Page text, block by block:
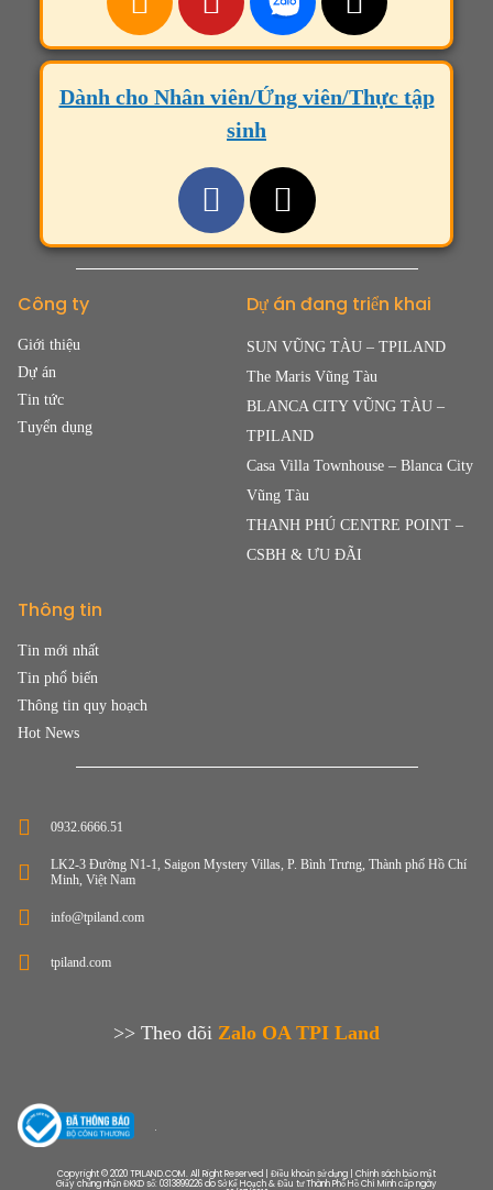
Dành cho Nhân viên/Ứng viên/Thực tập
sinh
Công ty
Giới thiệu
Dự án
Tin tức
Tuyển dụng
Dự án đang triển khai
SUN VŨNG TÀU – TPILAND
The Maris Vũng Tàu
BLANCA CITY VŨNG TÀU –
TPILAND
Casa Villa Townhouse – Blanca City
Vũng Tàu
THANH PHÚ CENTRE POINT –
CSBH & ƯU ĐÃI
Thông tin
Tin mới nhất
Tin phổ biến
Thông tin quy hoạch
Hot News
0932.6666.51
LK2-3 Đường N1-1, Saigon Mystery Villas, P. Bình Trưng, Thành phố Hồ Chí
Minh, Việt Nam
info@tpiland.com
tpiland.com
>> Theo dõi Zalo OA TPI Land
Copyright © 2020 TPILAND.COM. All Right Reserved | Điều khoản sử dụng | Chính sách bảo mật
Giấy chứng nhận ĐKKD số: 0313899226 do Sở Kế Hoạch & Đầu tư Thành Phố Hồ Chí Minh cấp ngày